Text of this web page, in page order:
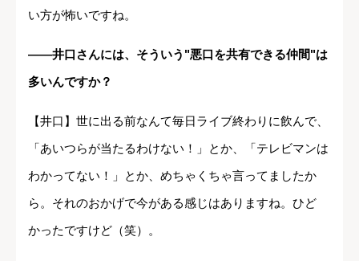
い方が怖いですね。
――井口さんには、そういう"悪口を共有できる仲間"は
多いんですか？
【井口】世に出る前なんて毎日ライブ終わりに飲んで、
「あいつらが当たるわけない！」とか、「テレビマンは
わかってない！」とか、めちゃくちゃ言ってましたか
ら。それのおかげで今がある感じはありますね。ひど
かったですけど（笑）。